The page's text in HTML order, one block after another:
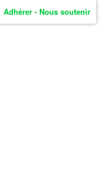
Adhérer - Nous soutenir